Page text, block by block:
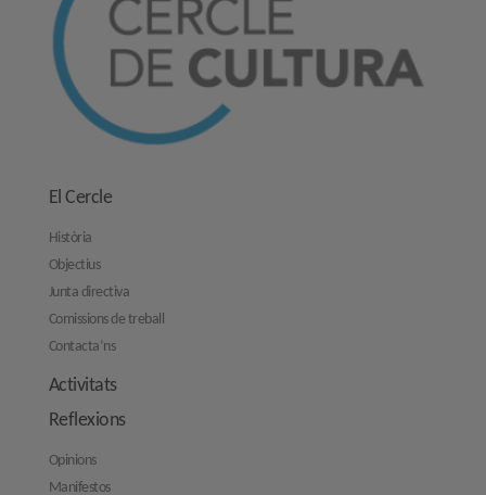
El Cercle
Història
Objectius
Junta directiva
Comissions de treball
Contacta’ns
Activitats
Reflexions
Opinions
Manifestos